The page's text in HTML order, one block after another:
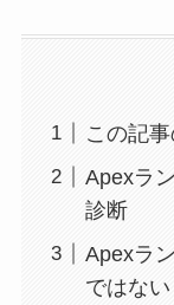
この記
Apexラ
診断
Apexラ
ではない